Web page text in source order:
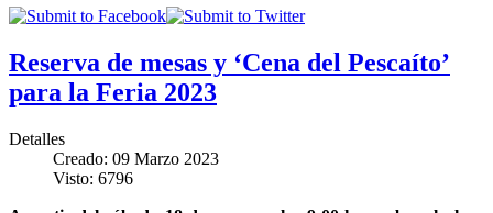
Reserva de mesas y ‘Cena del Pescaíto’
para la Feria 2023
Detalles
Creado: 09 Marzo 2023
Visto: 6796